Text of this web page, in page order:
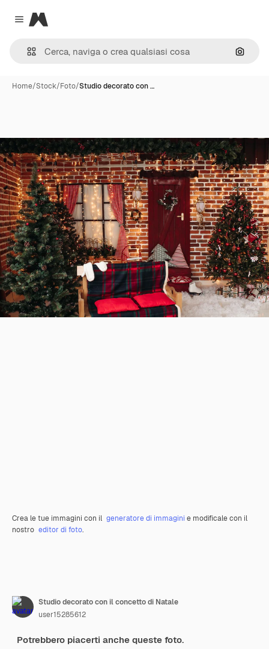
Close menu
Magnific
Cerca
Home/Stock/Foto/Studio decorato con …
Crea le tue immagini con il generatore di immagini e modificale con il
nostro editor di foto.
Studio decorato con il concetto di Natale
user15285612
Potrebbero piacerti anche queste foto.